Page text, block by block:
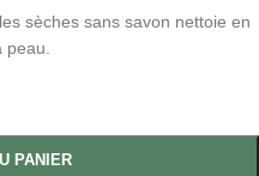
sèches sans savon nettoie en
peau.
PANIER